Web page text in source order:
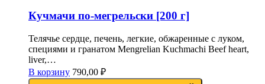
Кучмачи по-мегрельски [200 г]
Телячье сердце, печень, легкие, обжаренные с луком,
специями и гранатом Mengrelian Kuchmachi Beef heart,
liver,…
В корзину 790,00 ₽